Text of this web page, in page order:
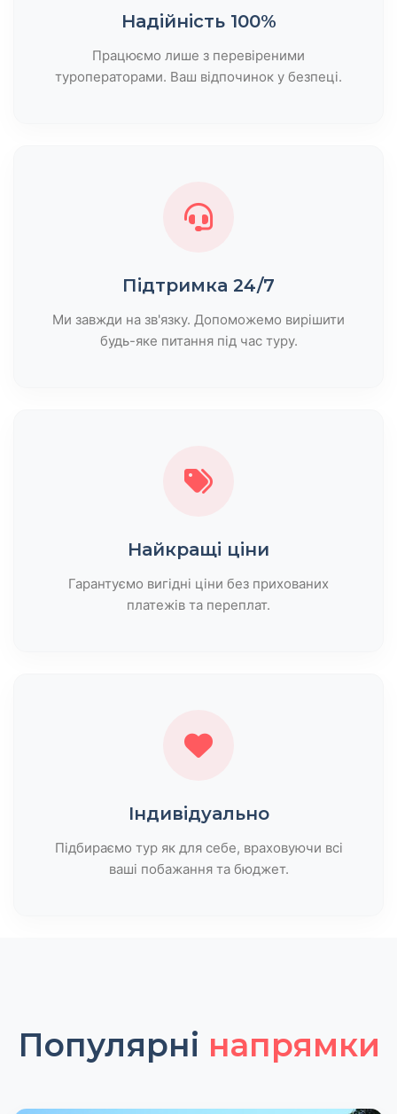
Надійність 100%
Працюємо лише з перевіреними
туроператорами. Ваш відпочинок у безпеці.
Підтримка 24/7
Ми завжди на зв'язку. Допоможемо вирішити
будь-яке питання під час туру.
Найкращі ціни
Гарантуємо вигідні ціни без прихованих
платежів та переплат.
Індивідуально
Підбираємо тур як для себе, враховуючи всі
ваші побажання та бюджет.
Популярні напрямки